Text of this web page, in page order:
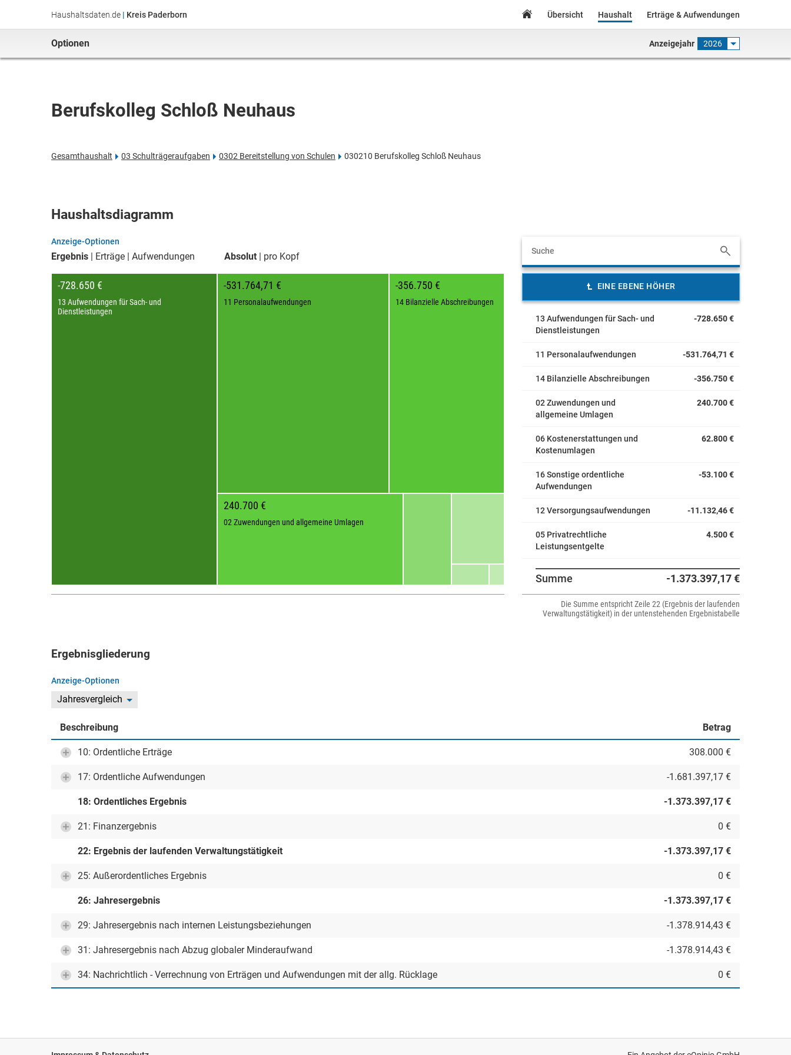
Haushaltsdaten.de | Kreis Paderborn Übersicht Haushalt Erträge & Aufwendungen
Optionen Anzeigejahr 2026
Berufskolleg Schloß Neuhaus
Gesamthaushalt 03 Schulträgeraufgaben 0302 Bereitstellung von Schulen 030210 Berufskolleg Schloß Neuhaus
Haushaltsdiagramm
Anzeige-Optionen
Ergebnis Erträge Aufwendungen Absolut pro Kopf
-728.650 €
13 Aufwendungen für Sach- und
Dienstleistungen
-531.764,71 €
11 Personalaufwendungen
-356.750 €
14 Bilanzielle Abschreibungen
240.700 €
02 Zuwendungen und allgemeine Umlagen
EINE EBENE HÖHER
13 Aufwendungen für Sach- und
Dienstleistungen
-728.650 €
11 Personalaufwendungen -531.764,71 €
14 Bilanzielle Abschreibungen -356.750 €
02 Zuwendungen und
allgemeine Umlagen
240.700 €
06 Kostenerstattungen und
Kostenumlagen
62.800 €
16 Sonstige ordentliche
Aufwendungen
-53.100 €
12 Versorgungsaufwendungen -11.132,46 €
05 Privatrechtliche
Leistungsentgelte
4.500 €
Summe -1.373.397,17 €
Die Summe entspricht Zeile 22 (Ergebnis der laufenden
Verwaltungstätigkeit) in der untenstehenden Ergebnistabelle
Ergebnisgliederung
Anzeige-Optionen
Jahresvergleich
Beschreibung Betrag
10: Ordentliche Erträge 308.000 €
17: Ordentliche Aufwendungen -1.681.397,17 €
18: Ordentliches Ergebnis -1.373.397,17 €
21: Finanzergebnis 0 €
22: Ergebnis der laufenden Verwaltungstätigkeit -1.373.397,17 €
25: Außerordentliches Ergebnis 0 €
26: Jahresergebnis -1.373.397,17 €
29: Jahresergebnis nach internen Leistungsbeziehungen -1.378.914,43 €
31: Jahresergebnis nach Abzug globaler Minderaufwand -1.378.914,43 €
34: Nachrichtlich - Verrechnung von Erträgen und Aufwendungen mit der allg. Rücklage 0 €